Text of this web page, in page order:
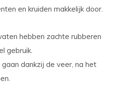
en kruiden makkelijk door.
hebben zachte rubberen
gebruik.
dankzij de veer, na het